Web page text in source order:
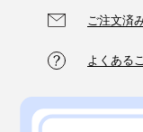
ご注文済
よくある